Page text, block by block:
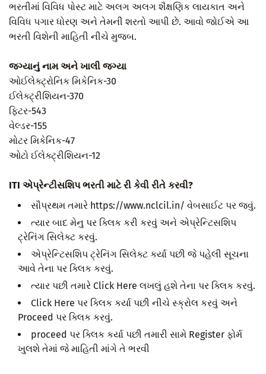
ભરતીમાં વિવિધ પોસ્ટ માટે અલગ અલગ શૈક્ષણિક લાયકાત અને
વિવિધ પગાર ધોરણ અને તેમની શરતો આપી છે. આવો જોઈએ આ
ભરતી વિશેની માહિતી નીચે મુજબ.
જગ્યાનું નામ અને ખાલી જગ્યા
ઓઈલેક્ટ્રોનિક મિકેનિક-30
ઈલેક્ટ્રીશિયન-370
ફિટર-543
વેલ્ડર-155
મોટર મિકેનિક-47
ઓટો ઈલેક્ટ્રીશિયન-12
ITI એપ્રેન્ટીસશિપ ભરતી માટે રી કેવી રીતે કરવી?
સૌપ્રથમ તમારે https://www.nclcil.in/ વેબસાઈટ પર જવું.
ત્યાર બાદ મેનુ પર ક્લિક કરી કરવું અને એપ્રેન્ટિસશિપ
ટ્રેનિંગ સિલેક્ટ કરવું.
એપ્રેન્ટિસશિપ ટ્રેનિંગ સિલેક્ટ કર્યા પછી જે પહેલી સૂચના
આવે તેના પર ક્લિક કરવું.
ત્યાર પછી તમારે Click Here લખલું હશે તેના પર ક્લિક કરવું.
Click Here પર ક્લિક કર્યા પછી નીચે સ્ક્રોલ કરવું અને
Proceed પર ક્લિક કરવું.
proceed પર ક્લિક કર્યા પછી તમારી સામે Register ફોર્મ
ખુલશે તેમાં જે માહિતી માંગે તે ભરવી